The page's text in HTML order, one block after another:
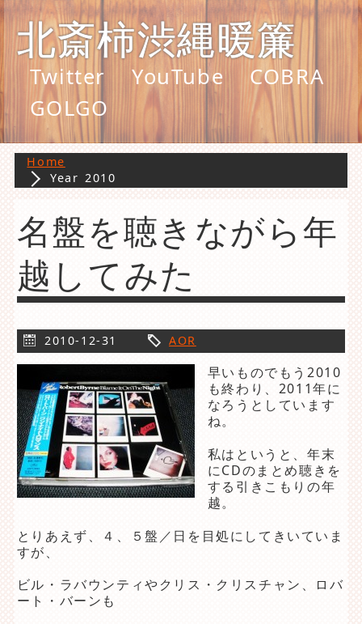
北斎柿渋縄暖簾
Twitter YouTube
COBRA
GOLGO
Home
Year 2010
名盤を聴きながら年
越してみた
2010-12-31 AOR
早いものでもう2010
も終わり、2011年に
なろうとしています
ね。
私はというと、年末
にCDのまとめ聴きを
する引きこもりの年
越。
とりあえず、４、５盤／日を目処にしてきいていま
すが、
ビル・ラバウンティやクリス・クリスチャン、ロバ
ート・バーンも